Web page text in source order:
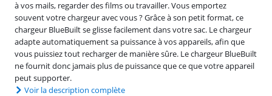
à vos mails, regarder des films ou travailler. Vous emportez
souvent votre chargeur avec vous ? Grâce à son petit format, ce
chargeur BlueBuilt se glisse facilement dans votre sac. Le chargeur
adapte automatiquement sa puissance à vos appareils, afin que
vous puissiez tout recharger de manière sûre. Le chargeur BlueBuilt
ne fournit donc jamais plus de puissance que ce que votre appareil
peut supporter.
Voir la description complète